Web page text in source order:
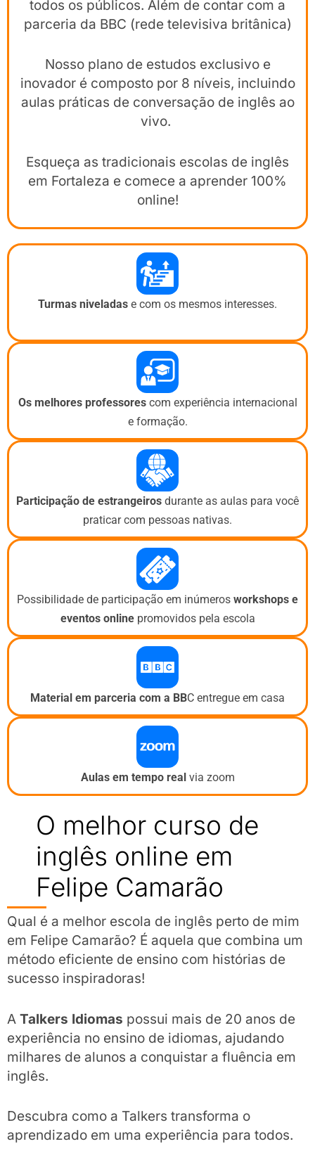
todos os públicos. Além de contar com a
parceria da BBC (rede televisiva britânica)
Nosso plano de estudos exclusivo e
inovador é composto por 8 níveis, incluindo
aulas práticas de conversação de inglês ao
vivo.
Esqueça as tradicionais escolas de inglês
em Fortaleza e comece a aprender 100%
online!
Turmas niveladas e com os mesmos interesses.
Os melhores professorescom experiência internacional
e formação.
Participação de estrangeiros durante as aulas para você
praticar com pessoas nativas.
Possibilidade de participação em inúmeros workshops e
eventos online promovidos pela escola
Material em parceria com a BBC entregue em casa
Aulas em tempo real via zoom
O melhor curso de
inglês online em
Felipe Camarão
Qual é a melhor escola de inglês perto de mim
em Felipe Camarão? É aquela que combina um
método eficiente de ensino com histórias de
sucesso inspiradoras!
A Talkers Idiomas possui mais de 20 anos de
experiência no ensino de idiomas, ajudando
milhares de alunos a conquistar a fluência em
inglês.
Descubra como a Talkers transforma o
aprendizado em uma experiência para todos.